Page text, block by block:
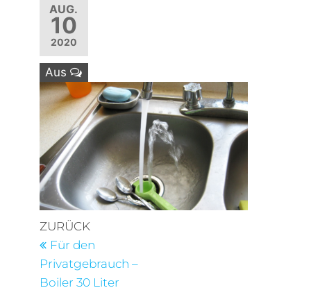
AUG.
10
2020
Aus
Beitragsnavigation
Vorheriger
Beitrag
ZURÜCK
Für den
Privatgebrauch –
Boiler 30 Liter